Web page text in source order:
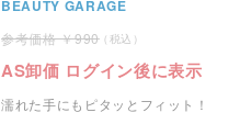
BEAUTY GARAGE
990
AS卸価 ログイン後に表示
濡れた手にもピタッとフィット！